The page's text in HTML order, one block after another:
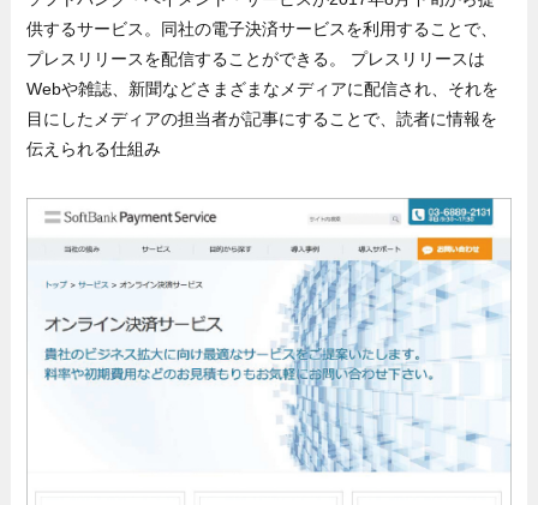
供するサービス。同社の電子決済サービスを利用することで、
プレスリリースを配信することができる。 プレスリリースは
Webや雑誌、新聞などさまざまなメディアに配信され、それを
目にしたメディアの担当者が記事にすることで、読者に情報を
伝えられる仕組み